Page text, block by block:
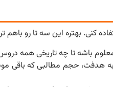
کنی. بهتره این سه تا رو باهم
باشه تا چه تاریخی همه
به هدفت، حجم مطالبی که باقی